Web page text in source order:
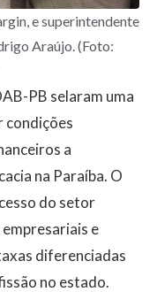
e superintendente
Araújo. (Foto:
PB selaram uma
condições
a
na Paraíba. O
do setor
e
diferenciadas
no estado.